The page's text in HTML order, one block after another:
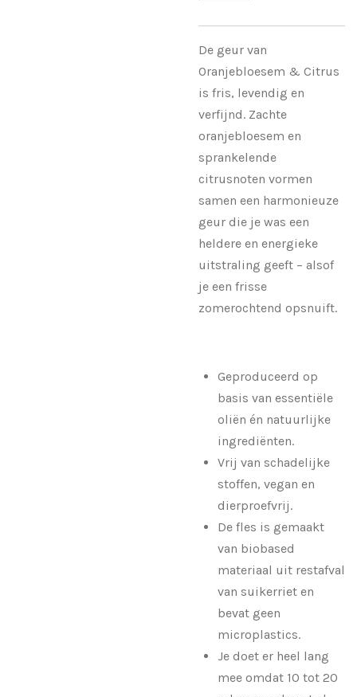
De geur van
Oranjebloesem & Citrus
is fris, levendig en
verfijnd. Zachte
oranjebloesem en
sprankelende
citrusnoten vormen
samen een harmonieuze
geur die je was een
heldere en energieke
uitstraling geeft – alsof
je een frisse
zomerochtend opsnuift.
Geproduceerd op
basis van essentiële
oliën én natuurlijke
ingrediënten.
Vrij van schadelijke
stoffen, vegan en
dierproefvrij.
De fles is gemaakt
van biobased
materiaal uit restafval
van suikerriet en
bevat geen
microplastics.
Je doet er heel lang
mee omdat 10 tot 20